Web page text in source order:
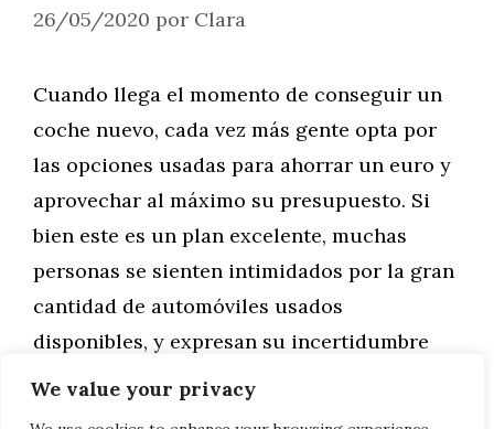
We value your privacy
26/05/2020 por Clara
Cuando llega el momento de conseguir un
coche nuevo, cada vez más gente opta por
las opciones usadas para ahorrar un euro y
aprovechar al máximo su presupuesto. Si
bien este es un plan excelente, muchas
personas se sienten intimidados por la gran
cantidad de automóviles usados
disponibles, y expresan su incertidumbre
sobre cómo elegir …